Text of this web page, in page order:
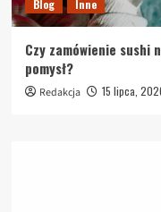
Blog Inne
Czy zamówienie sushi
pomysł?
Redakcja 15 lipca,